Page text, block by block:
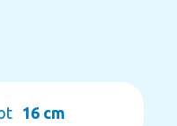
16 cm